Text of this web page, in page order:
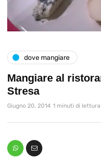
dove mangiare
Mangiare al
Stresa
Giugno 20, 2014 1 minuti di lettura